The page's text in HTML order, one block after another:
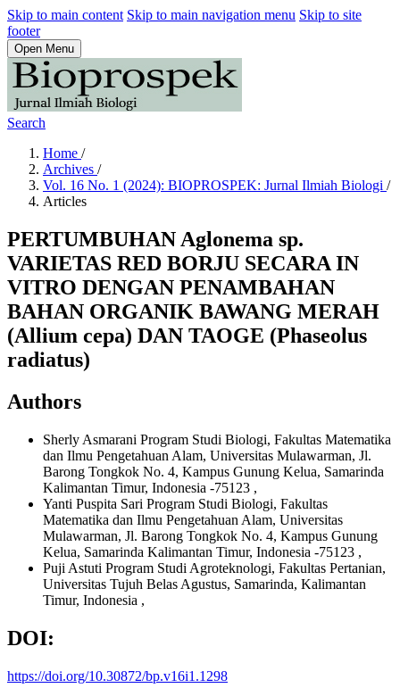
Skip to main content Skip to main navigation menu Skip to site
footer
Open Menu
Search
Home /
Archives /
Vol. 16 No. 1 (2024): BIOPROSPEK: Jurnal Ilmiah Biologi /
Articles
PERTUMBUHAN Aglonema sp.
VARIETAS RED BORJU SECARA IN
VITRO DENGAN PENAMBAHAN
BAHAN ORGANIK BAWANG MERAH
(Allium cepa) DAN TAOGE (Phaseolus
radiatus)
Authors
Sherly Asmarani Program Studi Biologi, Fakultas Matematika
dan Ilmu Pengetahuan Alam, Universitas Mulawarman, Jl.
Barong Tongkok No. 4, Kampus Gunung Kelua, Samarinda
Kalimantan Timur, Indonesia -75123 ,
Yanti Puspita Sari Program Studi Biologi, Fakultas
Matematika dan Ilmu Pengetahuan Alam, Universitas
Mulawarman, Jl. Barong Tongkok No. 4, Kampus Gunung
Kelua, Samarinda Kalimantan Timur, Indonesia -75123 ,
Puji Astuti Program Studi Agroteknologi, Fakultas Pertanian,
Universitas Tujuh Belas Agustus, Samarinda, Kalimantan
Timur, Indonesia ,
DOI:
https://doi.org/10.30872/bp.v16i1.1298